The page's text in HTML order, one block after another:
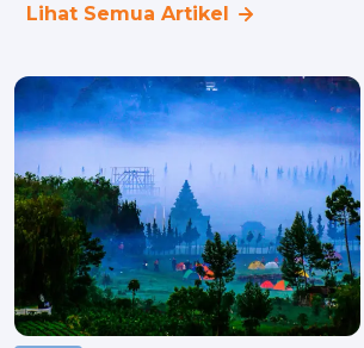
Lihat Semua Artikel